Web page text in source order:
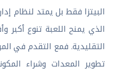
البيتزا فقط بل يمتد لنظام
الذي يمنح اللعبة تنوع
التقليدية. فمع التقدم في
تطوير المعدات وشراء